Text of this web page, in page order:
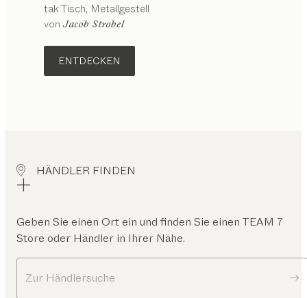
Konfigurierbar
takTisch Metallgestell
von Jacob Strobel
ENTDECKEN
HÄNDLER FINDEN
Geben Sie einen Ort ein und finden Sie einen TEAM 7
Store oder Händler in Ihrer Nähe.
Zur Händlersuche